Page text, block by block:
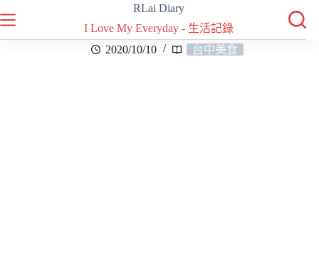
RLai Diary
I Love My Everyday - 生活記錄
2020/10/10
台中美食